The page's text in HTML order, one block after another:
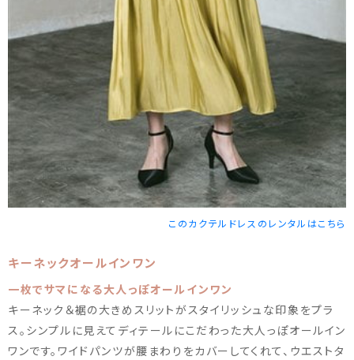
このカクテルドレスのレンタルはこちら
キーネックオールインワン
一枚でサマになる大人っぽオールインワン
キーネック＆裾の大きめスリットがスタイリッシュな印象をプラ
ス。シンプルに見えてディテールにこだわった大人っぽオールイン
ワンです。ワイドパンツが腰まわりをカバーしてくれて、ウエストタ